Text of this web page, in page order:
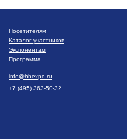
info@hhexpo.ru
+7 (495) 363-50-32
Посетителям
Каталог участников
Программа
Экспонентам